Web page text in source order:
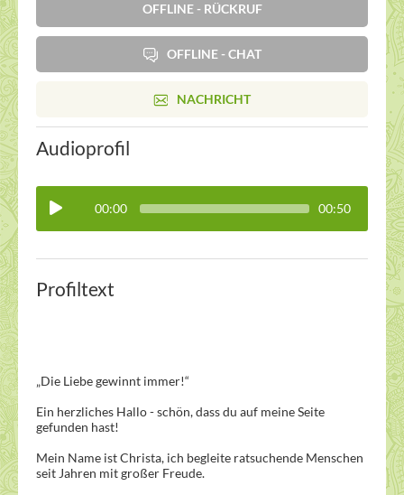
OFFLINE - RÜCKRUF
OFFLINE - CHAT
NACHRICHT
Audioprofil
00:00 00:50
Profiltext
„Die Liebe gewinnt immer!“
Ein herzliches Hallo - schön, dass du auf meine Seite
gefunden hast!
Mein Name ist Christa, ich begleite ratsuchende Menschen
seit Jahren mit großer Freude.